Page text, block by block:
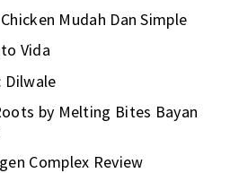
Mudah Dan Simple
Vida
Dilwale
by Melting Bites Bayan
Complex Review